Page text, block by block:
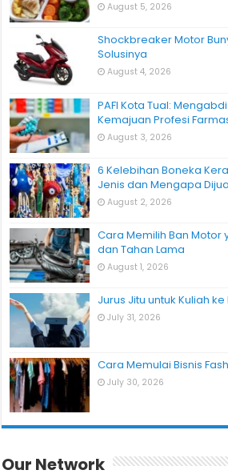
August 5, 2026
Shockbreaker Motor
Solusinya
August 4, 2026
PAFI Kota Tual:
Kemajuan Profesi
August 3, 2026
6 Kelebihan Boneka
Jenis dan Mengapa
August 2, 2026
Cara Memilih Ban Motor
dan Tahan Lama
August 1, 2026
Jurus Jitu untuk Kuliah
July 31, 2026
Cara Memulai Bisnis
July 30, 2026
Our Network